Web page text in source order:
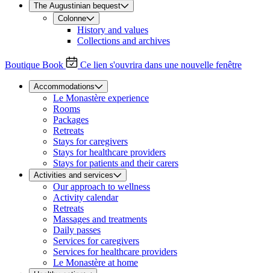
The Augustinian bequest
Colonne
History and values
Collections and archives
Boutique Book Ce lien s'ouvrira dans une nouvelle fenêtre
Accommodations
Le Monastère experience
Rooms
Packages
Retreats
Stays for caregivers
Stays for healthcare providers
Stays for patients and their carers
Activities and services
Our approach to wellness
Activity calendar
Retreats
Massages and treatments
Daily passes
Services for caregivers
Services for healthcare providers
Le Monastère at home